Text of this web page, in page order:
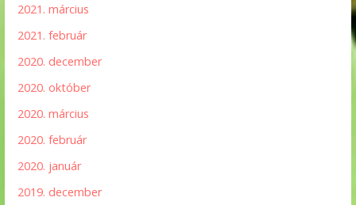
2021. március
2021. február
2020. december
2020. október
2020. március
2020. február
2020. január
2019. december